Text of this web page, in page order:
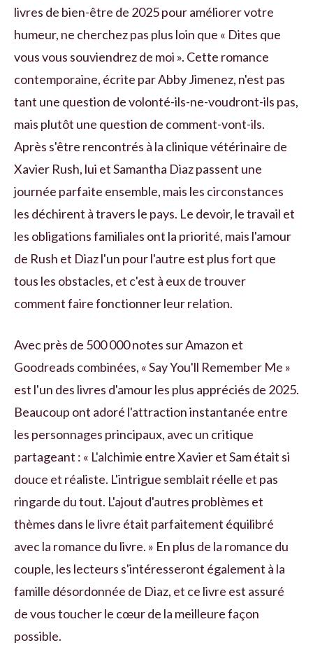
livres de bien-être de 2025 pour améliorer votre
humeur, ne cherchez pas plus loin que « Dites que
vous vous souviendrez de moi ». Cette romance
contemporaine, écrite par Abby Jimenez, n'est pas
tant une question de volonté-ils-ne-voudront-ils pas,
mais plutôt une question de comment-vont-ils.
Après s'être rencontrés à la clinique vétérinaire de
Xavier Rush, lui et Samantha Diaz passent une
journée parfaite ensemble, mais les circonstances
les déchirent à travers le pays. Le devoir, le travail et
les obligations familiales ont la priorité, mais l'amour
de Rush et Diaz l'un pour l'autre est plus fort que
tous les obstacles, et c'est à eux de trouver
comment faire fonctionner leur relation.
Avec près de 500 000 notes sur Amazon et
Goodreads combinées, « Say You'll Remember Me »
est l'un des livres d'amour les plus appréciés de 2025.
Beaucoup ont adoré l'attraction instantanée entre
les personnages principaux, avec un critique
partageant : « L'alchimie entre Xavier et Sam était si
douce et réaliste. L'intrigue semblait réelle et pas
ringarde du tout. L'ajout d'autres problèmes et
thèmes dans le livre était parfaitement équilibré
avec la romance du livre. » En plus de la romance du
couple, les lecteurs s'intéresseront également à la
famille désordonnée de Diaz, et ce livre est assuré
de vous toucher le cœur de la meilleure façon
possible.